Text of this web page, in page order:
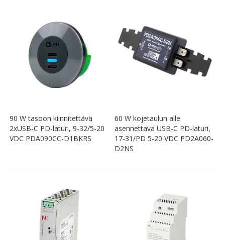
90 W tasoon kiinnitettävä
2xUSB-C PD-laturi, 9-32/5-20
VDC PDA090CC-D1BKRS
60 W kojetaulun alle
asennettava USB-C PD-laturi,
17-31/PD 5-20 VDC PD2A060-
D2NS